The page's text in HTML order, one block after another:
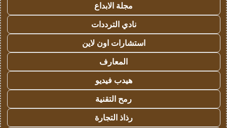
مجلة الابداع
نادي الترددات
استشارات اون لاين
المعارف
هيدب فيديو
رمح التقنية
رذاذ التجارة